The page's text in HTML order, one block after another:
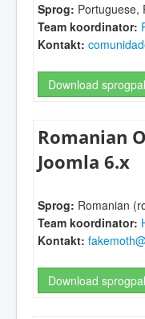
Sprog: Portuguese,
Team koordinator:
Kontakt:
Download
Romanian
Joomla 6.x
Sprog: Romanian
Team koordinator:
Kontakt:
Download